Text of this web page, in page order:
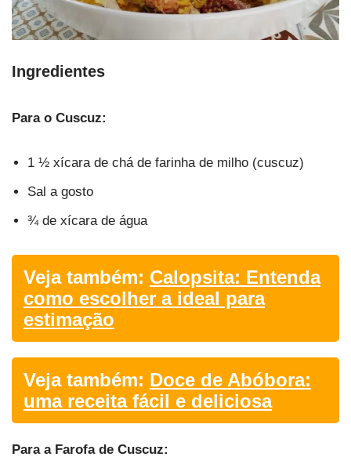
Ingredientes
Para o Cuscuz:
1 ½ xícara de chá de farinha de milho (cuscuz)
Sal a gosto
¾ de xícara de água
Veja também: Calopsita: Entenda
como escolher a ideal para
estimação
Veja também: Doce de Abóbora:
uma receita fácil e deliciosa
Para a Farofa de Cuscuz: